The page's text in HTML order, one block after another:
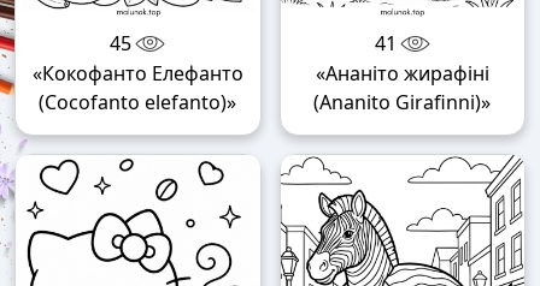
45
«Кокофанто Елефанто
(Cocofanto elefanto)»
41
«Ананіто жирафіні
(Ananito Girafinni)»